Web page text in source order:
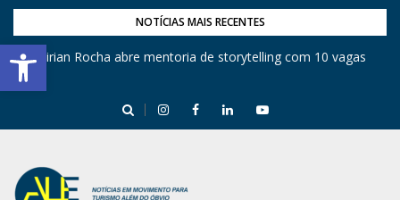
Barra de Ferramentas Aberta
NOTÍCIAS MAIS RECENTES
Mirian Rocha abre mentoria de storytelling com 10 vagas